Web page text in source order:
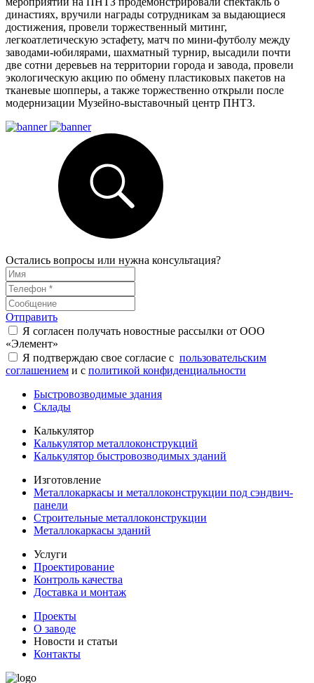
династиях, вручили награды сотрудникам за выдающиеся
достижения, провели торжественный митинг,
легкоатлетическую эстафету, матч по мини-футболу между
заводами-юбилярами, шахматный турнир, высадили почти
две сотни деревьев на территории города и завода, провели
экологическую акцию по обмену пластиковых пакетов на
тканевые шопперы, а также торжественно открыли после
модернизации Музейно-выставочный центр ПНТЗ.
Остались вопросы или нужна консультация?
Отправить
Я согласен получать новостные рассылки от ООО
«Элемент»
Я подтверждаю свое согласие с пользовательским
соглашением и с политикой конфиденциальности
Быстровозводимые здания
Склады
Калькулятор
Калькулятор металлоконструкций
Калькулятор быстровозводимых зданий
Изготовление
Металлокаркасы и металлоконструкции под сэндвич-
панели
Строительные металлоконструкции
Металлокаркасы зданий
Услуги
Проектирование
Контроль качества
Доставка и монтаж
Проекты
О заводе
Новости и статьи
Контакты